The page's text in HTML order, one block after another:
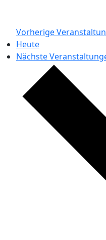
Vorherige
Heute
Nächste